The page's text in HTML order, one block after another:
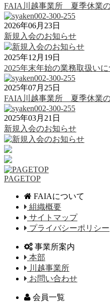
FAIA川越事業所 夏季休業
2026年06月23日
新規入会のお知らせ
2025年12月19日
2025年末年始の業務取扱い
2025年07月25日
FAIA川越事業所 夏季休業
2025年03月21日
新規入会のお知らせ
PAGETOP
FAIAについて
組織概要
サイトマップ
プライバシーポリシー
事業所案内
本部
川越事業所
お問い合わせ
会員一覧